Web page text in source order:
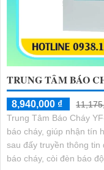
TRUNG TÂM BÁO
8,940,000 ₫
Trung Tâm Báo Cháy
báo cháy, giúp nhận tín
sau đấy truyền thông tin
báo cháy, còi đèn báo